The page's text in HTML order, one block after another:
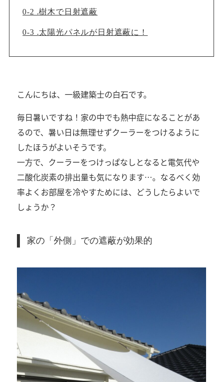
0-2 .樹木で日射遮蔽
0-3 .太陽光パネルが日射遮蔽に！
こんにちは、一級建築士の白石です。
毎日暑いですね！家の中でも熱中症になることがあ
るので、暑い日は無理せずクーラーをつけるように
したほうがよいそうです。
一方で、クーラーをつけっぱなしとなると電気代や
二酸化炭素の排出量も気になります…。なるべく効
率よくお部屋を冷やすためには、どうしたらよいで
しょうか？
家の「外側」での遮蔽が効果的